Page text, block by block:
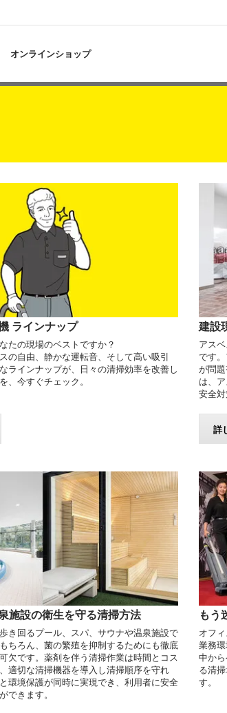
オンラインショップ
ラインナップ
たの現場のベストですか？
の自由、静かな運転音、そして高い吸引
ラインナップが、日々の清掃効率を改善し
、今すぐチェック。
建設
アス
です
が問
は、
安全対
詳
施設の衛生を守る清掃方法
き回るプール、スパ、サウナや温泉施設で
ちろん、菌の繁殖を抑制するためにも徹底
欠です。薬剤を伴う清掃作業は時間とコス
適切な清掃機器を導入し清掃順序を守れ
環境保護が同時に実現でき、利用者に安全
できます。
もう
オフ
業務
中か
る清
す。